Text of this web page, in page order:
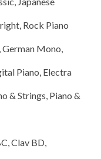
Rock Piano
Mono,
Piano, Electra
& Strings, Piano &
Clav BD,